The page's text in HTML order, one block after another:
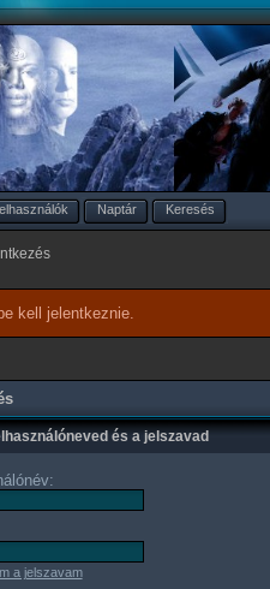
Naptár Keresés
kell jelentkeznie.
és a jelszavad
a jelszavam